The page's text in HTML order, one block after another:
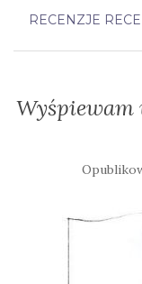
RECENZJE
Wyśpiewam